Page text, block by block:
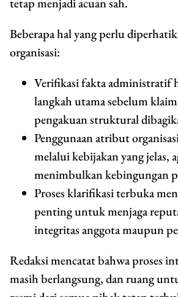
Beberapa hal yang perlu
organisasi:
Verifikasi fakta administratif
langkah utama sebelum
pengakuan struktural
Penggunaan atribut
melalui kebijakan yang jelas,
menimbulkan kebingungan
Proses klarifikasi terbuka
penting untuk menjaga
integritas anggota maupun
Redaksi mencatat bahwa proses
masih berlangsung, dan ruang